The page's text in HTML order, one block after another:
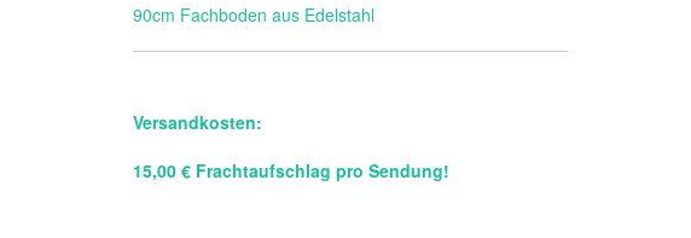
90cm Fachboden aus Edelstahl
Versandkosten:
15,00 € Frachtaufschlag pro Sendung!